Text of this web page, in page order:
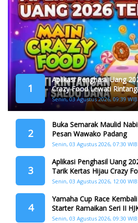
1
Aplikasi Penghasil Uang
Crazy Food Lewati
Dana
Senin, 03 Agustus 2026, 09:39 WIB
2
Buka Semarak Maulid
Pesan Wawako Padang
Senin, 03 Agustus 2026, 07:30 WIB
3
Aplikasi Penghasil Uang
Tarik Kertas Hijau Crazy
Penggandaan
Senin, 03 Agustus 2026, 12:00 WIB
4
Yamaha Cup Race
Starter Ramaikan Seri II
Senin, 03 Agustus 2026, 09:30 WIB